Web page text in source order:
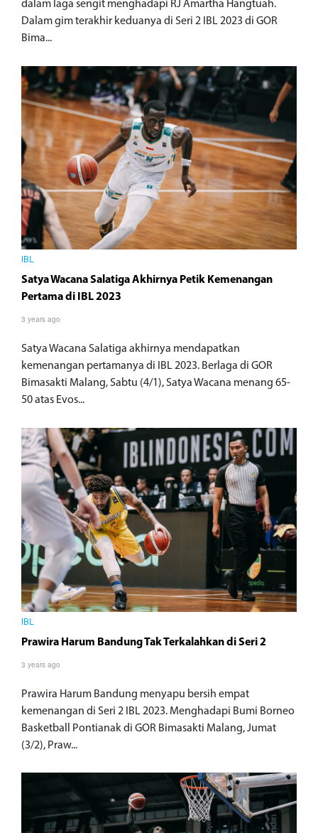
dalam laga sengit menghadapi RJ Amartha Hangtuah.
Dalam gim terakhir keduanya di Seri 2 IBL 2023 di GOR
Bima...
IBL
Satya Wacana Salatiga Akhirnya Petik Kemenangan
Pertama di IBL 2023
3 years ago
Satya Wacana Salatiga akhirnya mendapatkan
kemenangan pertamanya di IBL 2023. Berlaga di GOR
Bimasakti Malang, Sabtu (4/1), Satya Wacana menang 65-
50 atas Evos...
IBL
Prawira Harum Bandung Tak Terkalahkan di Seri 2
3 years ago
Prawira Harum Bandung menyapu bersih empat
kemenangan di Seri 2 IBL 2023. Menghadapi Bumi Borneo
Basketball Pontianak di GOR Bimasakti Malang, Jumat
(3/2), Praw...